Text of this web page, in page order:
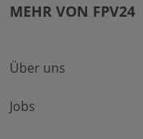
MEHR VON FPV24
Über uns
Jobs